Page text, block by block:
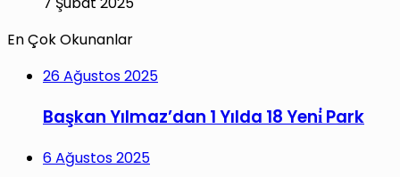
En Çok Okunanlar
26 Ağustos 2025
Başkan Yılmaz’dan 1 Yılda 18 Yeni̇ Park
6 Ağustos 2025